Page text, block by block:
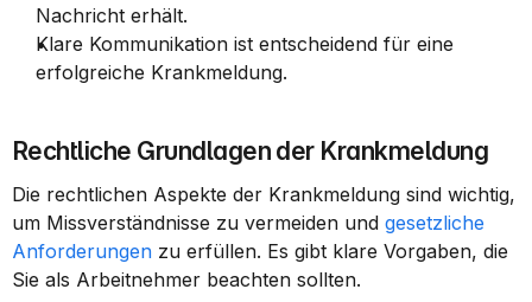
Nachricht erhält.
Klare Kommunikation ist entscheidend für eine
erfolgreiche Krankmeldung.
Rechtliche Grundlagen der Krankmeldung
Die rechtlichen Aspekte der Krankmeldung sind wichtig,
um Missverständnisse zu vermeiden und gesetzliche
Anforderungen zu erfüllen. Es gibt klare Vorgaben, die
Sie als Arbeitnehmer beachten sollten.